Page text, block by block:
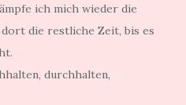
ich mich wieder die
die restliche Zeit, bis es
durchhalten,